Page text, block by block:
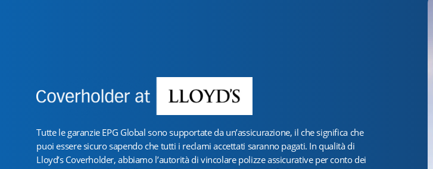
Tutte le garanzie EPG Global sono supportate da un’assicurazione, il che significa che
puoi essere sicuro sapendo che tutti i reclami accettati saranno pagati. In qualità di
Lloyd’s Coverholder, abbiamo l’autorità di vincolare polizze assicurative per conto dei